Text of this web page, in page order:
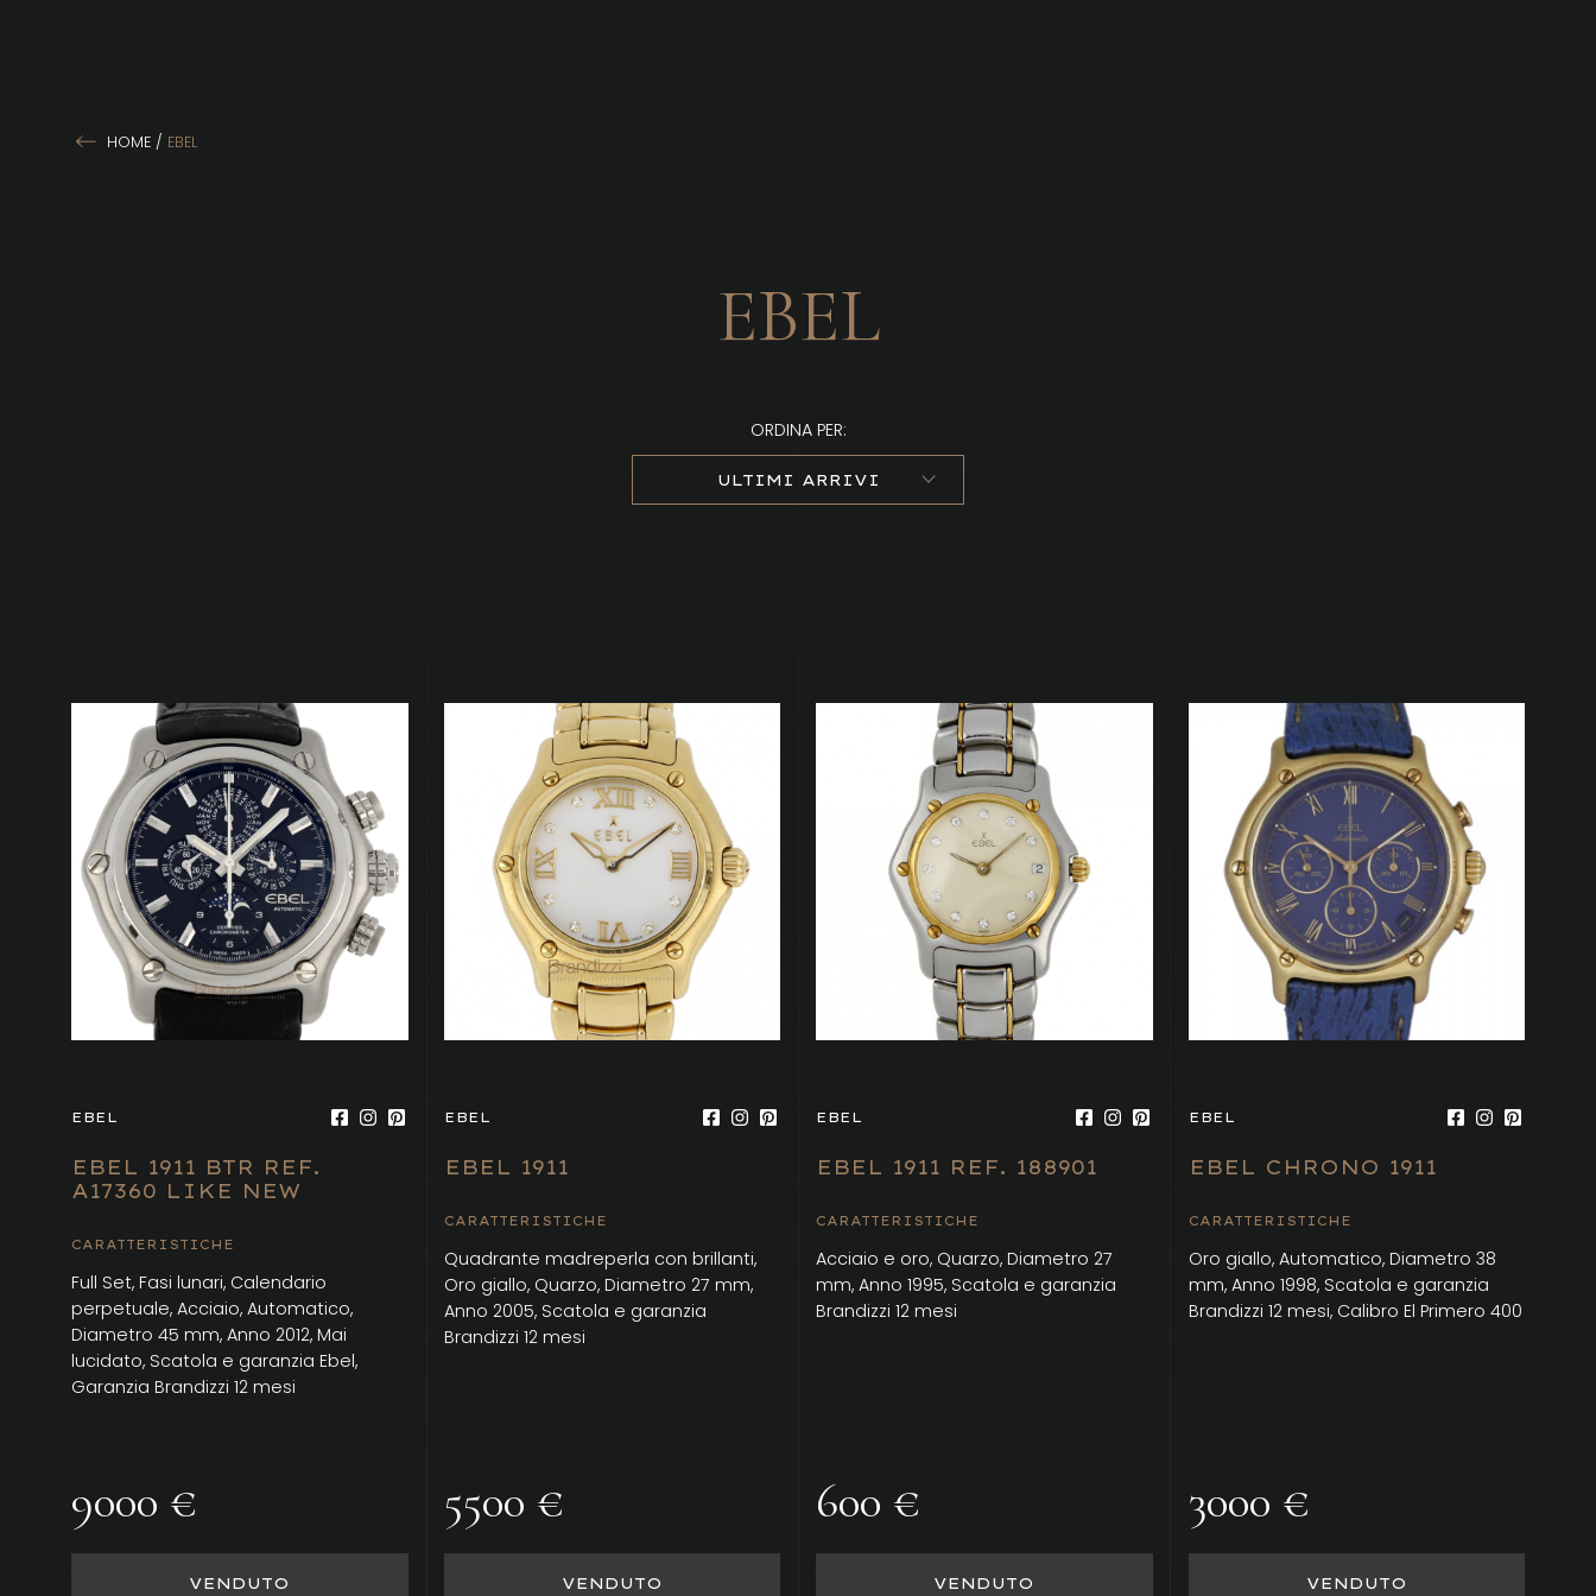
HOME / EBEL
EBEL
ORDINA PER:
ULTIMI ARRIVI
EBEL
EBEL 1911 BTR REF.
A17360 LIKE NEW
CARATTERISTICHE
Full Set, Fasi lunari, Calendario
perpetuale, Acciaio, Automatico,
Diametro 45 mm, Anno 2012, Mai
lucidato, Scatola e garanzia Ebel,
Garanzia Brandizzi 12 mesi
9000 €
VENDUTO
EBEL
EBEL 1911
CARATTERISTICHE
Quadrante madreperla con brillanti,
Oro giallo, Quarzo, Diametro 27 mm,
Anno 2005, Scatola e garanzia
Brandizzi 12 mesi
5500 €
VENDUTO
EBEL
EBEL 1911 REF. 188901
CARATTERISTICHE
Acciaio e oro, Quarzo, Diametro 27
mm, Anno 1995, Scatola e garanzia
Brandizzi 12 mesi
600 €
VENDUTO
EBEL
EBEL CHRONO 1911
CARATTERISTICHE
Oro giallo, Automatico, Diametro 38
mm, Anno 1998, Scatola e garanzia
Brandizzi 12 mesi, Calibro El Primero 400
3000 €
VENDUTO